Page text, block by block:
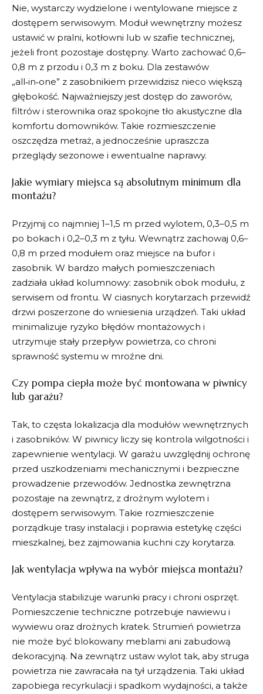
Nie, wystarczy wydzielone i wentylowane miejsce z
dostępem serwisowym. Moduł wewnętrzny możesz
ustawić w pralni, kotłowni lub w szafie technicznej,
jeżeli front pozostaje dostępny. Warto zachować 0,6–
0,8 m z przodu i 0,3 m z boku. Dla zestawów
„all‑in‑one” z zasobnikiem przewidzisz nieco większą
głębokość. Najważniejszy jest dostęp do zaworów,
filtrów i sterownika oraz spokojne tło akustyczne dla
komfortu domowników. Takie rozmieszczenie
oszczędza metraż, a jednocześnie upraszcza
przeglądy sezonowe i ewentualne naprawy.
Jakie wymiary miejsca są absolutnym minimum dla
montażu?
Przyjmij co najmniej 1–1,5 m przed wylotem, 0,3–0,5 m
po bokach i 0,2–0,3 m z tyłu. Wewnątrz zachowaj 0,6–
0,8 m przed modułem oraz miejsce na bufor i
zasobnik. W bardzo małych pomieszczeniach
zadziała układ kolumnowy: zasobnik obok modułu, z
serwisem od frontu. W ciasnych korytarzach przewidź
drzwi poszerzone do wniesienia urządzeń. Taki układ
minimalizuje ryzyko błędów montażowych i
utrzymuje stały przepływ powietrza, co chroni
sprawność systemu w mroźne dni.
Czy pompa ciepła może być montowana w piwnicy
lub garażu?
Tak, to częsta lokalizacja dla modułów wewnętrznych
i zasobników. W piwnicy liczy się kontrola wilgotności i
zapewnienie wentylacji. W garażu uwzględnij ochronę
przed uszkodzeniami mechanicznymi i bezpieczne
prowadzenie przewodów. Jednostka zewnętrzna
pozostaje na zewnątrz, z drożnym wylotem i
dostępem serwisowym. Takie rozmieszczenie
porządkuje trasy instalacji i poprawia estetykę części
mieszkalnej, bez zajmowania kuchni czy korytarza.
Jak wentylacja wpływa na wybór miejsca montażu?
Ventylacja stabilizuje warunki pracy i chroni osprzęt.
Pomieszczenie techniczne potrzebuje nawiewu i
wywiewu oraz drożnych kratek. Strumień powietrza
nie może być blokowany meblami ani zabudową
dekoracyjną. Na zewnątrz ustaw wylot tak, aby struga
powietrza nie zawracała na tył urządzenia. Taki układ
zapobiega recyrkulacji i spadkom wydajności, a także